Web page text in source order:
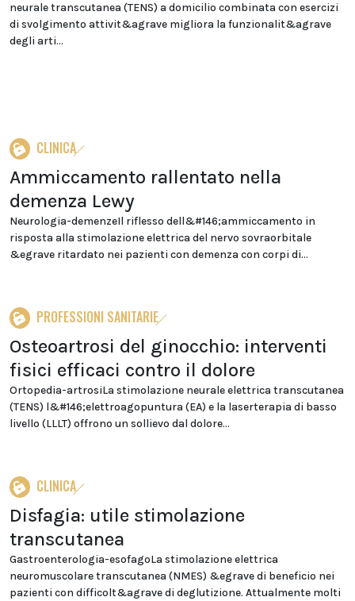
neurale transcutanea (TENS) a domicilio combinata con esercizi
di svolgimento attivit&agrave migliora la funzionalit&agrave
degli arti...
CLINICA
Ammiccamento rallentato nella
demenza Lewy
Neurologia-demenzeIl riflesso dell&#146;ammiccamento in
risposta alla stimolazione elettrica del nervo sovraorbitale
&egrave ritardato nei pazienti con demenza con corpi di...
PROFESSIONI SANITARIE
Osteoartrosi del ginocchio: interventi
fisici efficaci contro il dolore
Ortopedia-artrosiLa stimolazione neurale elettrica transcutanea
(TENS) l&#146;elettroagopuntura (EA) e la laserterapia di basso
livello (LLLT) offrono un sollievo dal dolore...
CLINICA
Disfagia: utile stimolazione
transcutanea
Gastroenterologia-esofagoLa stimolazione elettrica
neuromuscolare transcutanea (NMES) &egrave di beneficio nei
pazienti con difficolt&agrave di deglutizione. Attualmente molti